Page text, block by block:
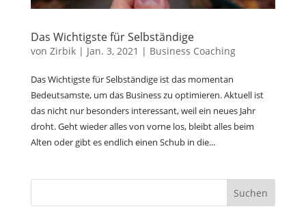
Das Wichtigste für Selbständige
von Zirbik| Jan. 3, 2021 | Business Coaching
Das Wichtigste für Selbständige ist das momentan
Bedeutsamste, um das Business zu optimieren. Aktuell ist
das nicht nur besonders interessant, weil ein neues Jahr
droht. Geht wieder alles von vorne los, bleibt alles beim
Alten oder gibt es endlich einen Schub in die...